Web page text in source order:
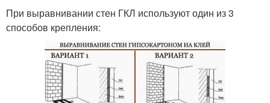
При выравнивании стен ГКЛ используют один из 3
способов крепления: